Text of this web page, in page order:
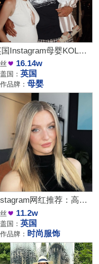
英国Instagram母婴KOL推荐：亲子生活与时尚穿搭博主
16.14w
国：英国
品牌：母婴
Instagram网红推荐：高互动英国时尚服饰博主
11.2w
国：英国
品牌： 时尚服饰